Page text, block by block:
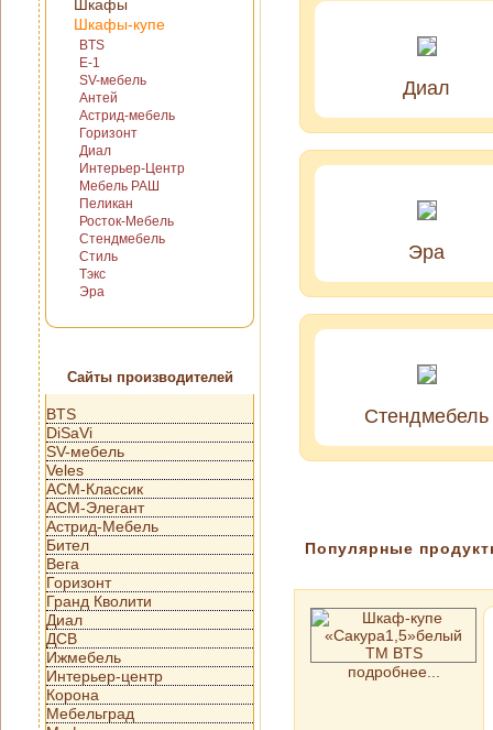
Шкафы
Шкафы-купе
BTS
E-1
SV-мебель
Антей
Астрид-мебель
Горизонт
Диал
Интерьер-Центр
Мебель РАШ
Пеликан
Росток-Мебель
Стендмебель
Стиль
Тэкс
Эра
Сайты производителей
BTS
DiSaVi
SV-мебель
Veles
АСМ-Классик
АСМ-Элегант
Астрид-Мебель
Бител
Вега
Горизонт
Гранд Кволити
Диал
ДСВ
Ижмебель
Интерьер-центр
Корона
Мебельград
Диал
Эра
Стендмебель
Популярные
подробнее...